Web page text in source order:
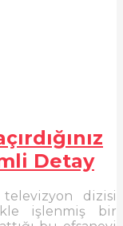
Detay
dizisi
işlenmiş bir